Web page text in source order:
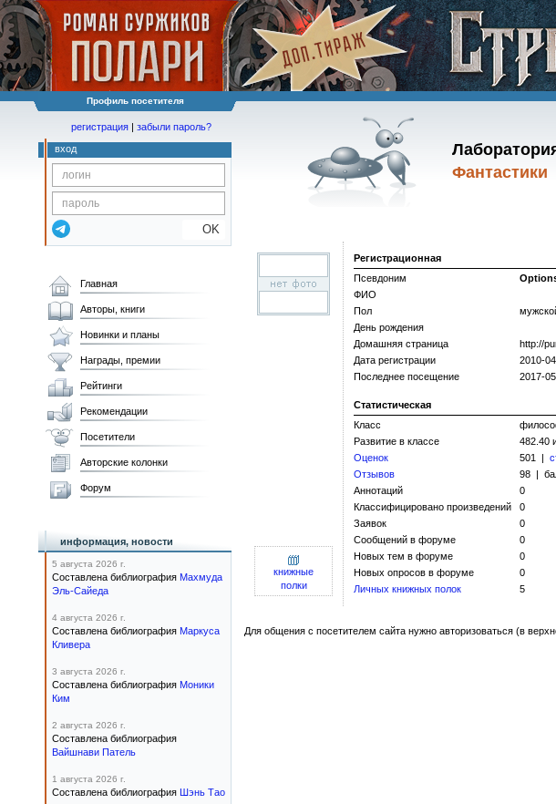
Профиль посетителя
Фантастики
регистрация | забыли пароль?
вход
OK
Регистрационная
Псевдоним
ФИО
Пол
День рождения
Домашняя страница
http://­
Дата регистрации
2010-
Последнее посещение
2017-
Статистическая
Класс
Развитие в классе
482.40
Оценок
501 |
Отзывов
98 |
Аннотаций
0
Классифицировано произведений
0
Заявок
0
Сообщений в форуме
0
Новых тем в форуме
0
Новых опросов в форуме
0
Личных книжных полок
5
книжные
полки
Для общения с посетителем сайта нужно авторизоваться (в
Главная
Авторы, книги
Новинки и планы
Награды, премии
Рейтинги
Рекомендации
Посетители
Авторские колонки
Форум
информация, новости
5 августа 2026 г.
Составлена библиография Махмуда
Эль-Сайеда
4 августа 2026 г.
Составлена библиография Маркуса
Кливера
3 августа 2026 г.
Составлена библиография Моники
Ким
2 августа 2026 г.
Составлена библиография
Вайшнави Патель
1 августа 2026 г.
Составлена библиография Шэнь Тао